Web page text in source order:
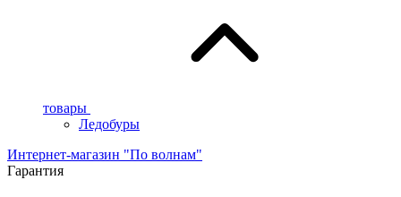
товары
Ледобуры
Интернет-магазин "По волнам"
Гарантия